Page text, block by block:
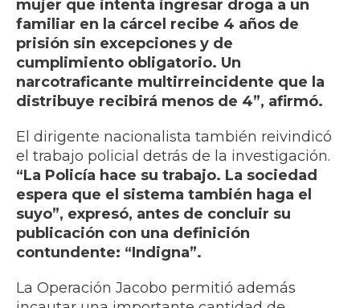
mujer que intenta ingresar droga a un
familiar en la cárcel recibe 4 años de
prisión sin excepciones y de
cumplimiento obligatorio. Un
narcotraficante multirreincidente que la
distribuye recibirá menos de 4”, afirmó.
El dirigente nacionalista también reivindicó
el trabajo policial detrás de la investigación.
“La Policía hace su trabajo. La sociedad
espera que el sistema también haga el
suyo”, expresó, antes de concluir su
publicación con una definición
contundente: “Indigna”.
La Operación Jacobo permitió además